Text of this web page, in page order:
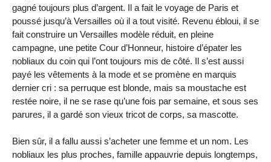
gagné toujours plus d’argent. Il a fait le voyage de Paris et
poussé jusqu’à Versailles où il a tout visité. Revenu ébloui, il se
fait construire un Versailles modèle réduit, en pleine
campagne, une petite Cour d’Honneur, histoire d’épater les
nobliaux du coin qui l’ont toujours mis de côté. Il s’est aussi
payé les vêtements à la mode et se promène en marquis
dernier cri : sa perruque est blonde, mais sa moustache est
restée noire, il ne se rase qu’une fois par semaine, et sous ses
parures, il a gardé son vieux tricot de corps, sa mascotte.
Bien sûr, il a fallu aussi s’acheter une femme et un nom. Les
nobliaux les plus proches, famille appauvrie depuis longtemps,